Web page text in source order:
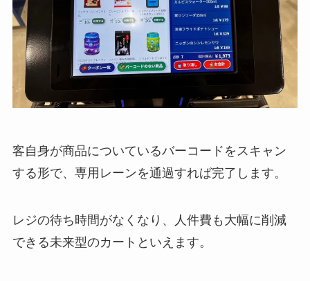
客自身が商品についているバーコードをスキャン
する形で、専用レーンを通過すれば完了します。
レジの待ち時間がなくなり、人件費も大幅に削減
できる未来型のカートといえます。